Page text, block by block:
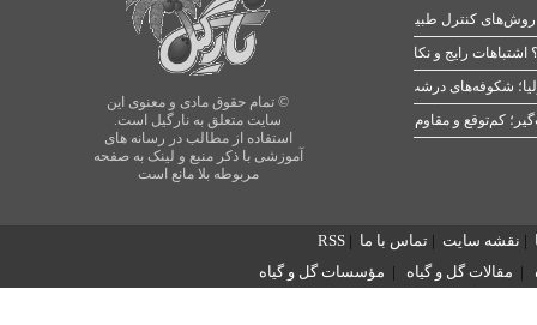
© تمام حقوق مادی و معنوی این
سایت متعلق به نارگیل است.
استفاده از مطالب در رسانه های
آموزشی با ذکر منبع و لینک به صفحه
مربوطه بلا مانع است
رایج و نکات طلایی
شکوفه‌های درشت در بهار
| نقشه سایت | تماس با ما |
RSS
| مقالات گل و گیاه | مؤسسات گل و گیاه